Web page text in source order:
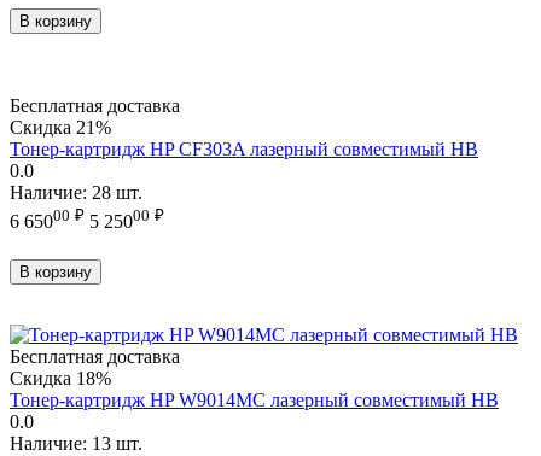
В корзину
Бесплатная доставка
Скидка 21%
Тонер-картридж HP CF303A лазерный совместимый HB
0.0
Наличие: 28 шт.
6 65000 ₽ 5 25000 ₽
В корзину
Бесплатная доставка
Скидка 18%
Тонер-картридж HP W9014MC лазерный совместимый HB
0.0
Наличие: 13 шт.